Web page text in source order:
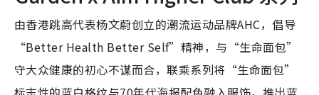
由香港跳高代表杨文蔚创立的潮流运动品牌AHC，倡导
“Better Health Better Self”精神，与“生命面包”
守大众健康的初心不谋而合，联乘系列将“生命面包”